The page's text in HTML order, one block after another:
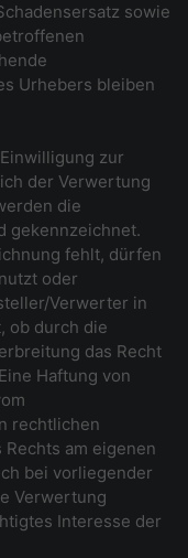
sowie
Urhebers bleiben
zur
der Verwertung
die
gekennzeichnet.
fehlt, dürfen
oder
Verwerter in
ob durch die
das Recht
Haftung von
rechtlichen
am eigenen
bei vorliegender
Verwertung
Interesse der